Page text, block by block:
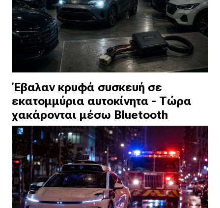
Έβαλαν κρυφά συσκευή σε
εκατομμύρια αυτοκίνητα - Τώρα
χακάρονται μέσω Bluetooth